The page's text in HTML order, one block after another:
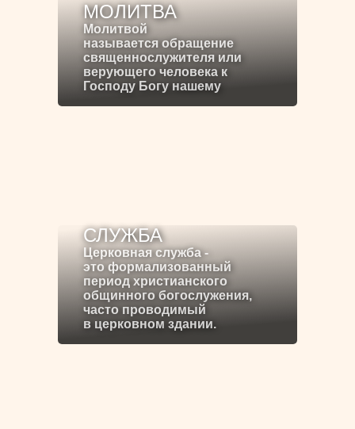
МОЛИТВА
Молитвой
называется обращение
священнослужителя или
верующего человека к
Господу Богу нашему
СЛУЖБА
Церковная служба -
это формализованный
период христианского
общинного богослужения,
часто проводимый
в церковном здании.